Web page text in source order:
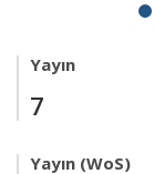
Yayın
7
Yayın (WoS)